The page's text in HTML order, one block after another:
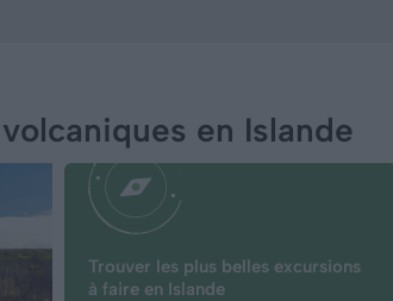
en Islande
Trouver les plus belles excursions
à faire en Islande